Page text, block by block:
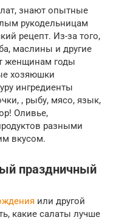
знают опытные
рукодельницам
рецепт. Из-за того,
маслины и другие
женщинам годы
хозяюшки
ингредиенты
, рыбу, мясо, язык,
Оливье,
разными
вкусом.
праздничный
или другой
какие салаты лучше